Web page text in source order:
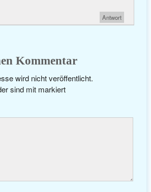
Antwort
Kommentar
wird nicht veröffentlicht.
sind mit markiert